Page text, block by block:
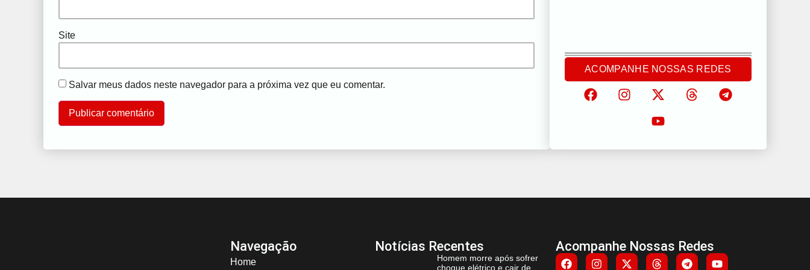
Site
Salvar meus dados neste navegador para a próxima vez que eu comentar.
ACOMPANHE NOSSAS REDES
Navegação
Home
Notícias Recentes
Homem morre após sofrer
choque elétrico e cair de
Acompanhe Nossas Redes